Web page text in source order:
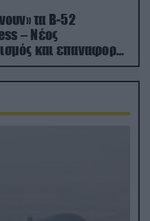
τα Β-52
– Νέος
και επαναφορά